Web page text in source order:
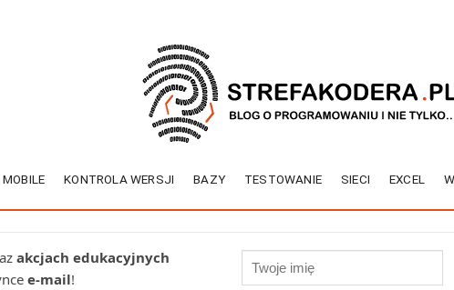
MOBILE KONTROLA WERSJI BAZY TESTOWANIE SIECI EXCEL
akcjach edukacyjnych
e-mail!